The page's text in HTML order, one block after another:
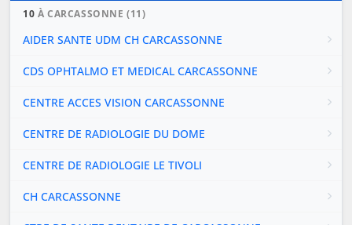
10 À CARCASSONNE (11)
AIDER SANTE UDM CH CARCASSONNE
CDS OPHTALMO ET MEDICAL CARCASSONNE
CENTRE ACCES VISION CARCASSONNE
CENTRE DE RADIOLOGIE DU DOME
CENTRE DE RADIOLOGIE LE TIVOLI
CH CARCASSONNE